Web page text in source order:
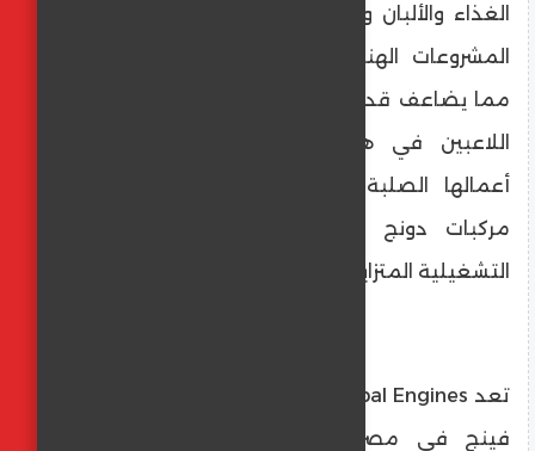
الغذاء والألبان والمنسوجات الصناعية وتطوير
المشروعات الهندسية الصناعية والميكانيكية؛
مما يضاعف قدراتها التنافسية لتنضم إلى أبرز
اللاعبين في هذا القطاع. وتعد منظومة
أعمالها الصلبة رافدًا محوريًا لتقديم حلول
مركبات دونج فينج التي تلائم الاحتياجات
التشغيلية المتزايدة لقطاع المركبات التجارية.
فينج في مصر بثقة وباستراتيجية واضحة